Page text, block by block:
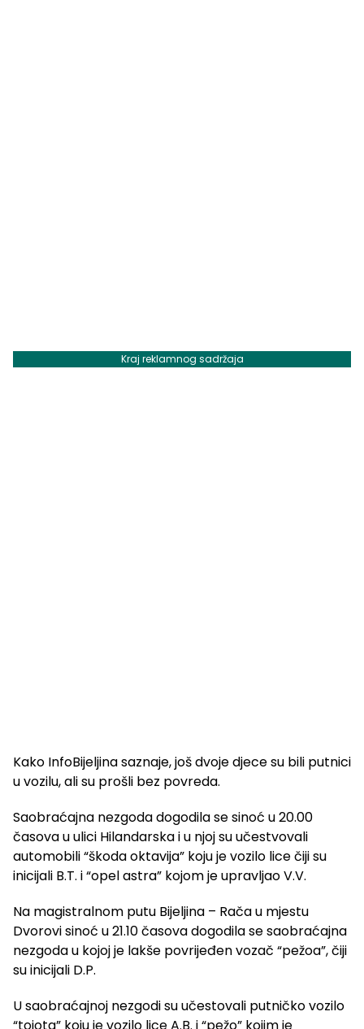
Kraj reklamnog sadržaja
Kako InfoBijeljina saznaje, još dvoje djece su bili putnici
u vozilu, ali su prošli bez povreda.
Saobraćajna nezgoda dogodila se sinoć u 20.00
časova u ulici Hilandarska i u njoj su učestvovali
automobili “škoda oktavija” koju je vozilo lice čiji su
inicijali B.T. i “opel astra” kojom je upravljao V.V.
Na magistralnom putu Bijeljina – Rača u mjestu
Dvorovi sinoć u 21.10 časova dogodila se saobraćajna
nezgoda u kojoj je lakše povrijeđen vozač “pežoa”, čiji
su inicijali D.P.
U saobraćajnoj nezgodi su učestovali putničko vozilo
“tojota” koju je vozilo lice A.B. i “pežo” kojim je